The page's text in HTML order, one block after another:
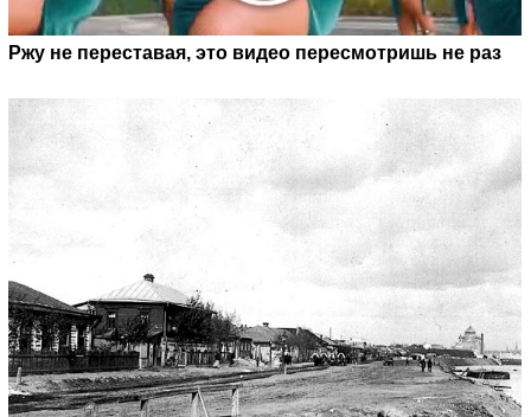
Ржу не переставая, это видео пересмотришь не раз